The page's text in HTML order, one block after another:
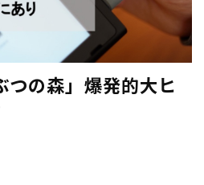
つの森」爆発的大ヒ